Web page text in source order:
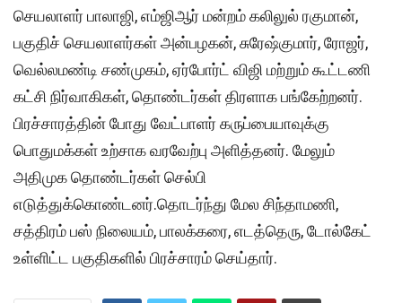
செயலாளர் பாலாஜி, எம்ஜிஆர் மன்றம் கலிலுல் ரகுமான்,
பகுதிச் செயலாளர்கள் அன்பழகன், சுரேஷ்குமார், ரோஜர்,
வெல்லமண்டி சண்முகம், ஏர்போர்ட் விஜி மற்றும் கூட்டணி
கட்சி நிர்வாகிகள், தொண்டர்கள் திரளாக பங்கேற்றனர்.
பிரச்சாரத்தின் போது வேட்பாளர் கருப்பையாவுக்கு
பொதுமக்கள் உற்சாக வரவேற்பு அளித்தனர். மேலும்
அதிமுக தொண்டர்கள் செல்பி
எடுத்துக்கொண்டனர்.தொடர்ந்து மேல சிந்தாமணி,
சத்திரம் பஸ் நிலையம், பாலக்கரை, எடத்தெரு, டோல்கேட்
உள்ளிட்ட பகுதிகளில் பிரச்சாரம் செய்தார்.